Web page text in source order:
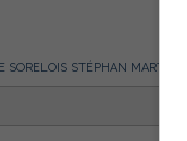
SORELOIS STÉPHAN MARTIN